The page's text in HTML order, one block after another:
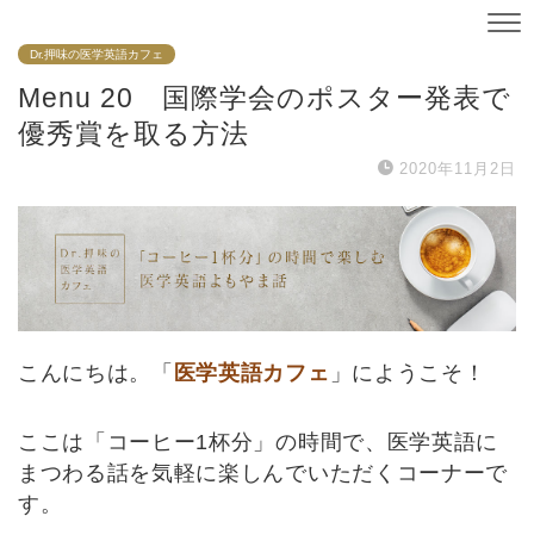
Dr.押味の医学英語カフェ
Menu 20 国際学会のポスター発表で
優秀賞を取る方法
2020年11月2日
こんにちは。「 医学英語カフェ 」にようこそ！
ここは「コーヒー1杯分」の時間で、医学英語に
まつわる話を気軽に楽しんでいただくコーナーで
す。